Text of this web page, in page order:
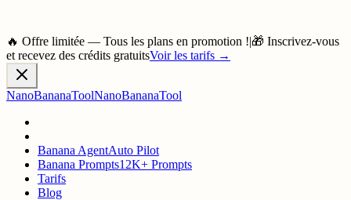
🔥 Offre limitée — Tous les plans en promotion !|🎁 Inscrivez-vous
et recevez des crédits gratuitsVoir les tarifs →
NanoBananaToolNanoBananaTool
Banana AgentAuto Pilot
Banana Prompts12K+ Prompts
Tarifs
Blog